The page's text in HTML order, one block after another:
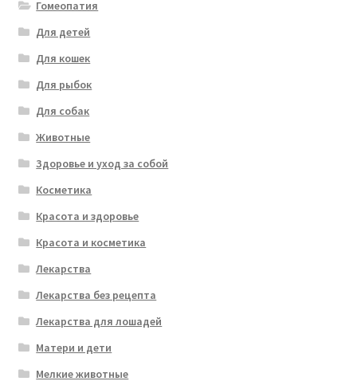
Гомеопатия
Для детей
Для кошек
Для рыбок
Для собак
Животные
Здоровье и уход за собой
Косметика
Красота и здоровье
Красота и косметика
Лекарства
Лекарства без рецепта
Лекарства для лошадей
Матери и дети
Мелкие животные